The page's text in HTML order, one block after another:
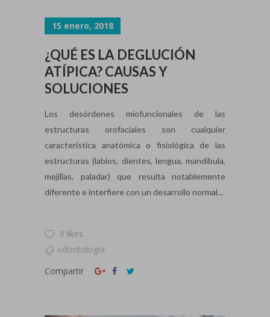
15 enero, 2018
¿QUÉ ES LA DEGLUCIÓN
ATÍPICA? CAUSAS Y
SOLUCIONES
Los desórdenes miofuncionales de las
estructuras orofaciales son cualquier
característica anatómica o fisiológica de las
estructuras (labios, dientes, lengua, mandíbula,
mejillas, paladar) que resulta notablemente
diferente e interfiere con un desarrollo normal...
3 likes
odontología
Compartir